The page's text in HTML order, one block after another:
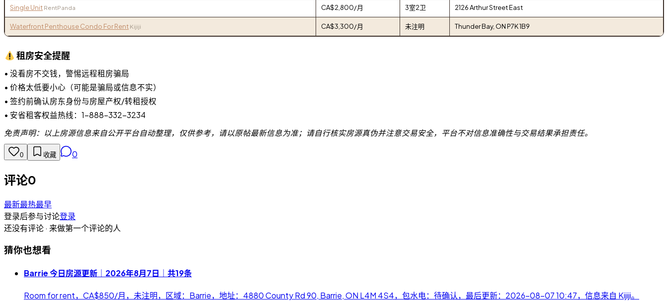
Single Unit RentPanda CA$2,800/月 3室2卫 2126 Arthur Street East
Waterfront Penthouse Condo For Rent Kijiji CA$3,300/月 未注明 Thunder Bay, ON P7K 1B9
租房安全提醒
• 没看房不交钱，警惕远程租房骗局
• 价格太低要小心（可能是骗局或信息不实）
• 签约前确认房东身份与房屋产权/转租授权
• 安省租客权益热线：1-888-332-3234
免责声明：以上房源信息来自公开平台自动整理，仅供参考，请以原帖最新信息为准；请自行核实房源真伪并注意交易安全，平台不对信息准确性与交易结果承担责任。
0 收藏 0
评论0
最新最热最早
登录后参与讨论登录
还没有评论 · 来做第一个评论的人
猜你也想看
Barrie 今日房源更新｜2026年8月7日｜共19条
Room for rent，CA$850/月，未注明，区域：Barrie，地址：4880 County Rd 90, Barrie, ON L4M 4S4，包水电：待确认，最后更新：2026-08-07 10:47，信息来自 Kijiji。